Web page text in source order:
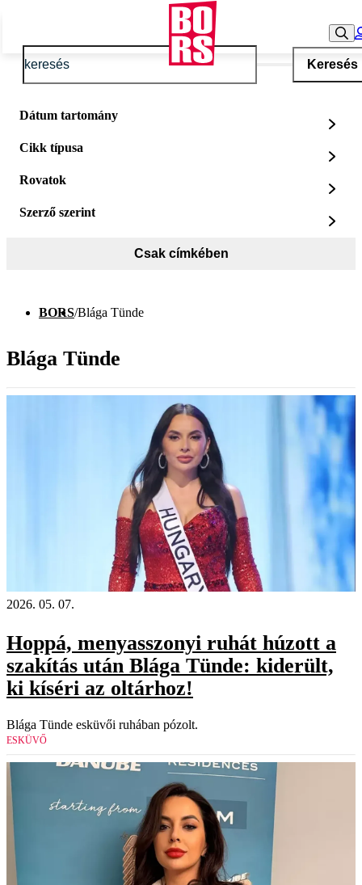
Keresés
Dátum tartomány
Cikk típusa
Rovatok
Szerző szerint
Csak címkében
BORS/Blága Tünde
Blága Tünde
2026. 05. 07.
Hoppá, menyasszonyi ruhát húzott a
szakítás után Blága Tünde: kiderült,
ki kíséri az oltárhoz!
Blága Tünde esküvői ruhában pózolt.
ESKÜVŐ